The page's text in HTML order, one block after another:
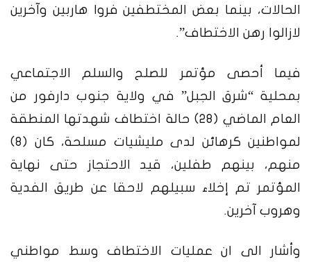
الحالات، بينما بعض المختطفين فروا هاربين وآخرين
لازالوا رهن الاختطاف”.
فيما أحصى مؤتمر للصلح والسلم الاجتماعي
بمحلية “شرق الجبل” في ولاية جنوب دارفور من
العام الماضي (٢٨) حالة اختطاف شهدتها المنطقة
لمواطنين كرهائن لدى مليشيات مسلحة، كان (٨)
منهم، بينهم طفلين، قيد الاحتجاز حتى نهاية
المؤتمر تم إخلاء سبيلهم لاحقا عن طريق الفدية
وهروب آخرين.
وأشار الى ان عمليات الاختطاف وسط مواطني